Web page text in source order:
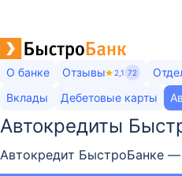
О банке Отзывы 2,1 72
Вклады
Дебетовые карты
Автокредиты
Автокредит БыстроБанке —